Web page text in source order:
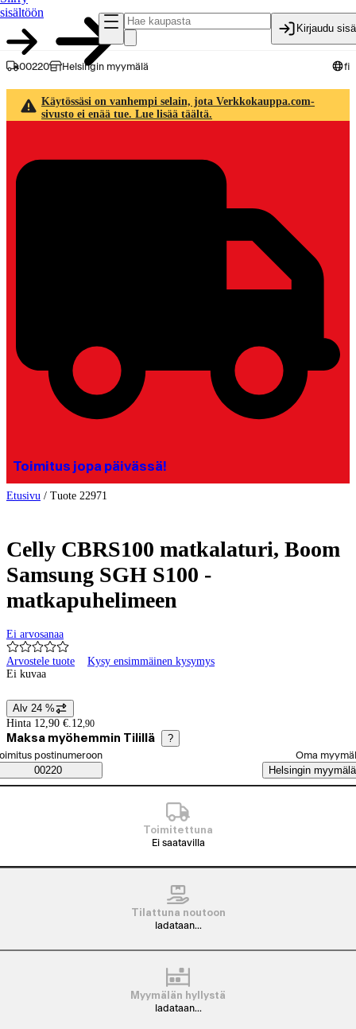
sisältöön
Kirjaudu
00220 Helsingin myymälä fi
Käytössäsi on vanhempi selain, jota Verkkokauppa.com-
sivusto ei enää tue. Lue lisää täältä.
Toimitus jopa päivässä!
Etusivu / Tuote 22971
Celly CBRS100 matkalaturi, Boom
Samsung SGH S100 -
matkapuhelimeen
Ei arvosanaa
Arvostele tuote
Kysy ensimmäinen kysymys
Ei kuvaa
Hintatiedot
Alv 24 %
Hinta 12,90 €. 12,90
Maksa myöhemmin Tilillä ?
Saatavuustiedot
tilaustapa
postinumeroon
00220
Oma
Helsingin myymälä
Toimitettuna
Ei saatavilla
Tilattuna noutoon
ladataan...
Myymälän hyllystä
ladataan...